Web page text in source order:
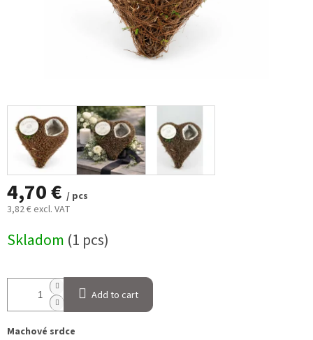
4,70 € / pcs
3,82 € excl. VAT
price:
Skladom (1 pcs)
Add to cart
Machové srdce